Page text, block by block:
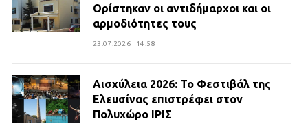
Ορίστηκαν οι αντιδήμαρχοι και οι
αρμοδιότητες τους
23.07.2026 | 14:58
Αισχύλεια 2026: Το Φεστιβάλ της
Ελευσίνας επιστρέφει στον
Πολυχώρο ΙΡΙΣ